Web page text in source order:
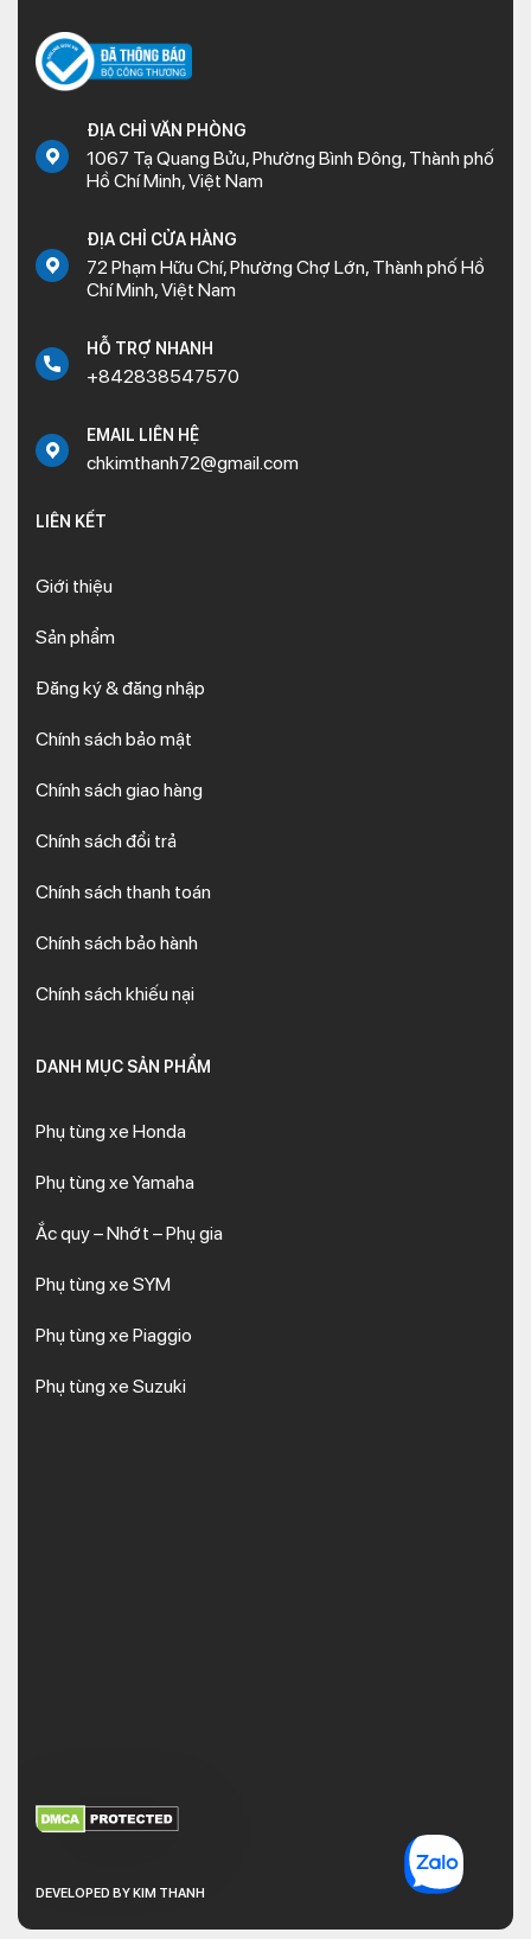
ĐỊA CHỈ VĂN PHÒNG
1067 Tạ Quang Bửu, Phường Bình Đông, Thành phố
Hồ Chí Minh, Việt Nam
ĐỊA CHỈ CỬA HÀNG
72 Phạm Hữu Chí, Phường Chợ Lớn, Thành phố Hồ
Chí Minh, Việt Nam
HỖ TRỢ NHANH
+842838547570
EMAIL LIÊN HỆ
chkimthanh72@gmail.com
LIÊN KẾT
Giới thiệu
Sản phẩm
Đăng ký & đăng nhập
Chính sách bảo mật
Chính sách giao hàng
Chính sách đổi trả
Chính sách thanh toán
Chính sách bảo hành
Chính sách khiếu nại
DANH MỤC SẢN PHẨM
Phụ tùng xe Honda
Phụ tùng xe Yamaha
Ắc quy – Nhớt – Phụ gia
Phụ tùng xe SYM
Phụ tùng xe Piaggio
Phụ tùng xe Suzuki
DEVELOPED BY KIM THANH
XEM THÊM